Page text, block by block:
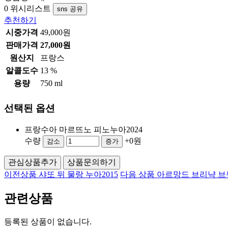
0 위시리스트 sns 공유
추천하기
시중가격 49,000원
판매가격 27,000원
원산지
프랑스
알콜도수 13 %
용량
750 ml
선택된 옵션
프랑수아 마르뜨노 피노누아2024
수량
감소 증가 +0원
관심상품추가
상품문의하기
이전상품 샤또 뒤 물랑 누아2015 다음 상품 아르망드 브리냑
관련상품
등록된 상품이 없습니다.